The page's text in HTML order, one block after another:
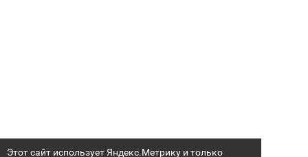
Этот сайт использует Яндекс.Метрику и только